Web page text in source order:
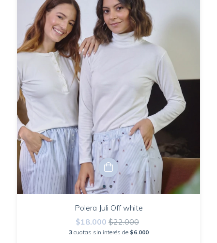
Polera Juli Off white
$18.000 $22.000
3 cuotas sin interés de $6.000